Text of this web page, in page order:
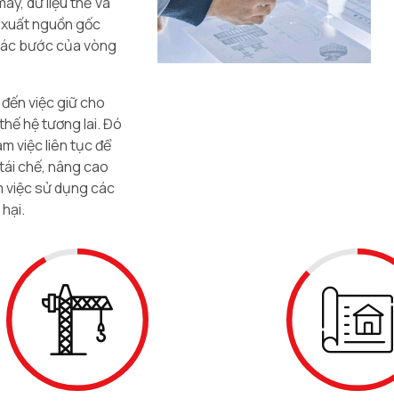
nguồn gốc
bước của vòng
việc giữ cho
hệ tương lai. Đó
việc liên tục để
chế, nâng cao
việc sử dụng các